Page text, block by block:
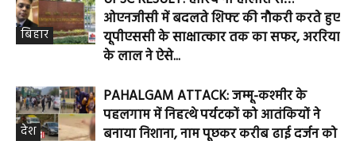
बिहार
ओएनजीसी में बदलते शिफ्ट की नौकरी करते हुए
यूपीएससी के साक्षात्कार तक का सफर, अररिया
के लाल ने ऐसे...
देश
PAHALGAM ATTACK: जम्मू-कश्मीर के
पहलगाम में निहत्थे पर्यटकों को आतंकियों ने
बनाया निशाना, नाम पूछकर करीब ढाई दर्जन को